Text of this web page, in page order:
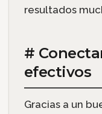
resultados
#
efectivos
Gracias a un